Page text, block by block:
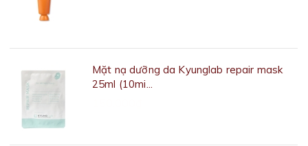
Mặt nạ dưỡng da Kyunglab repair mask
25ml (10mi...